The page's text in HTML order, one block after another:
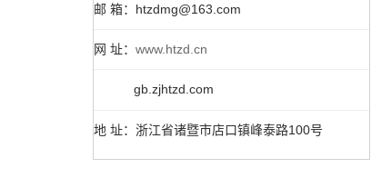
邮 箱：htzdmg@163.com
网 址： www.htzd.cn
gb.zjhtzd.com
地 址：浙江省诸暨市店口镇峰泰路100号